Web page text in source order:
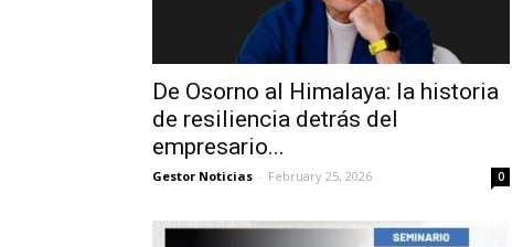
De Osorno al Himalaya: la historia
de resiliencia detrás del
empresario...
Gestor Noticias - February 25, 2026 0